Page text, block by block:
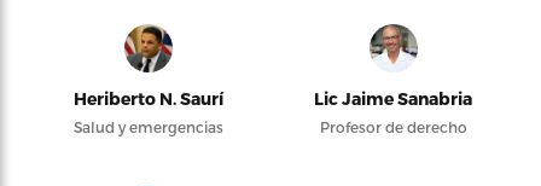
Heriberto N. Saurí
Salud y emergencias
Lic Jaime Sanabria
Profesor de derecho